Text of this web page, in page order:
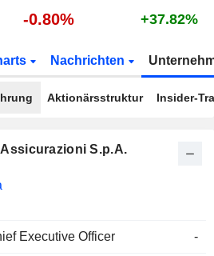
-0.80% +37.82%
Nachrichten
Aktionärsstruktur Insider-
S.p.A.
Executive Officer -